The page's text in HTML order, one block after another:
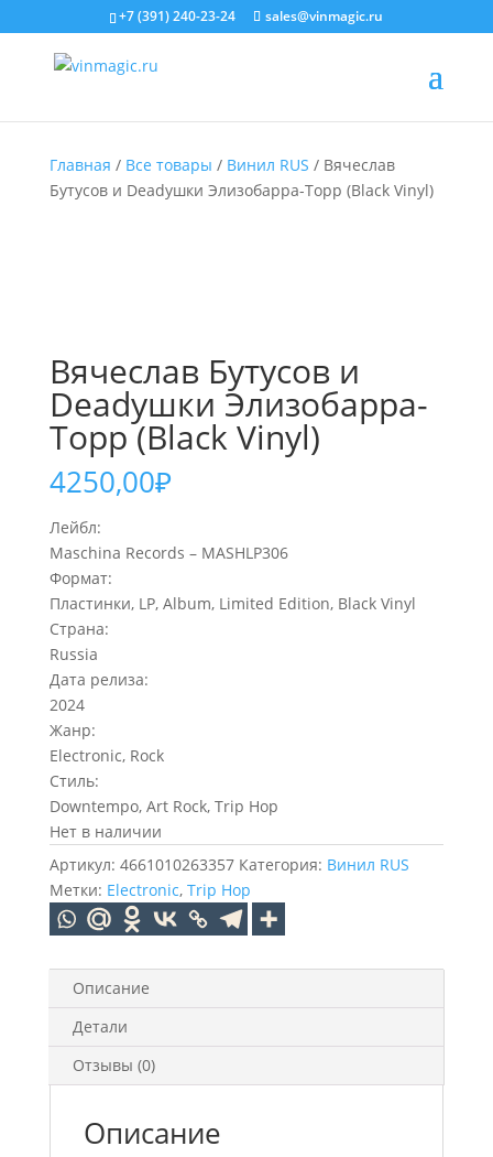
+7 (391) 240-23-24 sales@vinmagic.ru
Главная / Все товары / Винил RUS / Вячеслав
Бутусов и Deadушки Элизобарра-Торр (Black Vinyl)
Вячеслав Бутусов и
Deadушки Элизобарра-
Торр (Black Vinyl)
4250,00₽
Лейбл:
Maschina Records – MASHLP306
Формат:
Пластинки, LP, Album, Limited Edition, Black Vinyl
Страна:
Russia
Дата релиза:
2024
Жанр:
Electronic, Rock
Стиль:
Downtempo, Art Rock, Trip Hop
Нет в наличии
Артикул: 4661010263357 Категория: Винил RUS
Метки: Electronic, Trip Hop
Описание
Детали
Отзывы (0)
Описание